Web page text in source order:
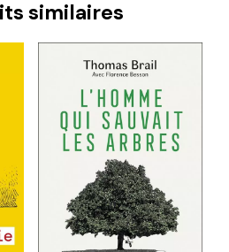
similaires